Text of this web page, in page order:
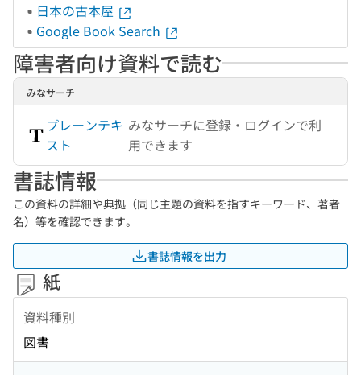
日本の古本屋
Google Book Search
障害者向け資料で読む
みなサーチ
プレーンテキ
スト
みなサーチに登録・ログインで利
用できます
書誌情報
この資料の詳細や典拠（同じ主題の資料を指すキーワード、著者
名）等を確認できます。
書誌情報を出力
紙
資料種別
図書